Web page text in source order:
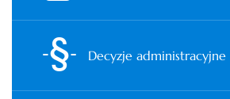
Decyzje administracyjne